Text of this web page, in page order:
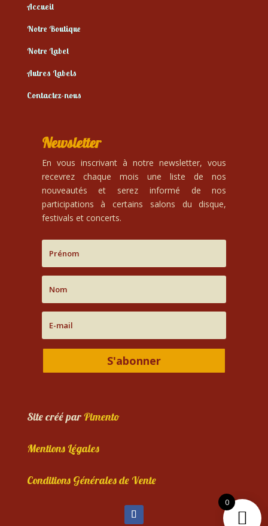
Accueil
Notre Boutique
Notre Label
Autres Labels
Contactez-nous
Newsletter
En vous inscrivant à notre newsletter, vous
recevrez chaque mois une liste de nos
nouveautés et serez informé de nos
participations à certains salons du disque,
festivals et concerts.
S'abonner
Site créé parPimento
Mentions Légales
Conditions Générales de Vente
0